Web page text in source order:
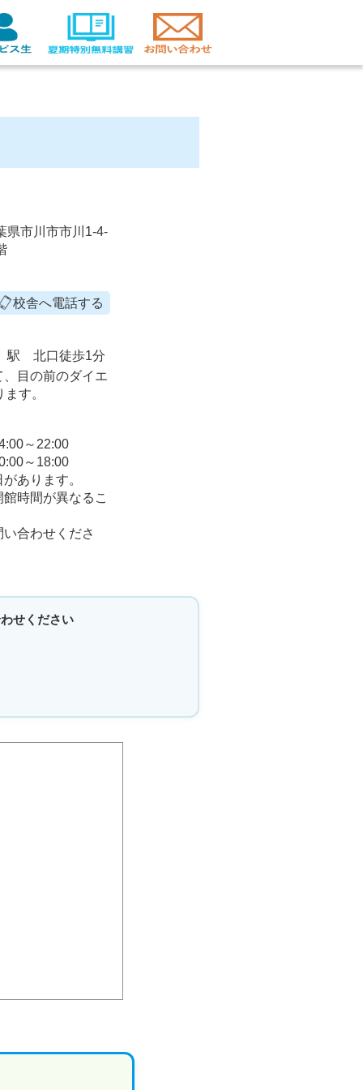
市川市市川1-4-
校舎へ電話する
駅 北口徒歩1分
目の前のダイエ
す。
～22:00
～18:00
あります。
時間が異なるこ
合わせくださ
せください